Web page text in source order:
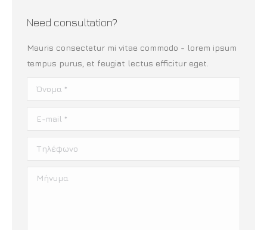
Need consultation?
Mauris consectetur mi vitae commodo - lorem ipsum
tempus purus, et feugiat lectus efficitur eget.
Όνομα *
E-mail *
Τηλέφωνο
Μήνυμα